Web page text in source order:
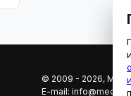
© 2009 - 2026,
E-mail: